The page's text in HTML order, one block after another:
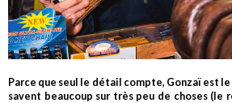
Parce que seul le détail compte, Gonzaï est le
savent beaucoup sur très peu de choses (le